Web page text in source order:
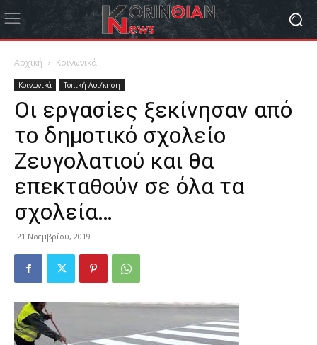
Αρχική Κοινωνικά
Κοινωνικά Τοπική Αυτ/κηση
Οι εργασίες ξεκίνησαν από
το δημοτικό σχολείο
Ζευγολατιού και θα
επεκταθούν σε όλα τα
σχολεία…
21 Νοεμβρίου, 2019